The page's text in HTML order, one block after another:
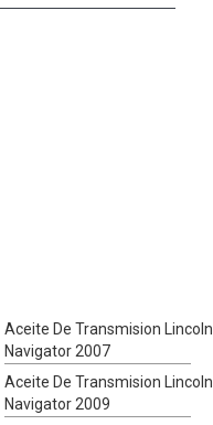
Aceite De Transmision Lincoln
Navigator 2007
Aceite De Transmision Lincoln
Navigator 2009